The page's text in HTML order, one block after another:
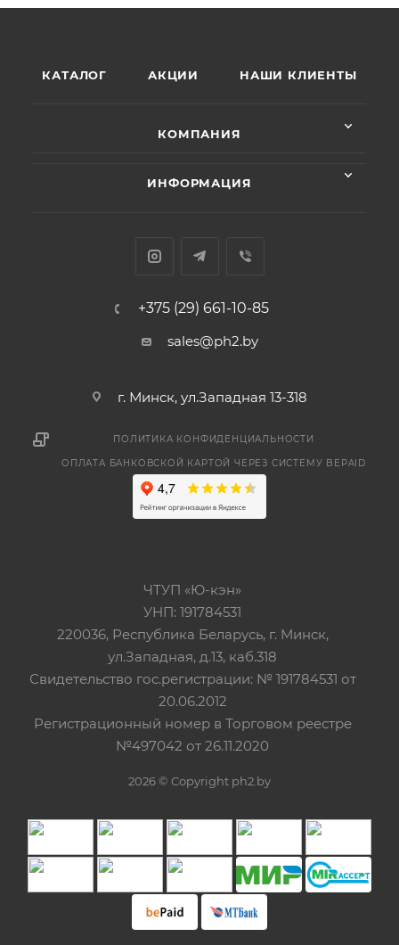
КАТАЛОГ АКЦИИ НАШИ КЛИЕНТЫ
КОМПАНИЯ
ИНФОРМАЦИЯ
+375 (29) 661-10-85
sales@ph2.by
г. Минск, ул.Западная 13-318
ПОЛИТИКА КОНФИДЕНЦИАЛЬНОСТИ
ОПЛАТА БАНКОВСКОЙ КАРТОЙ ЧЕРЕЗ СИСТЕМУ BEPAID
ЧТУП «Ю-кэн»
УНП: 191784531
220036, Республика Беларусь, г. Минск,
ул.Западная, д.13, каб.318
Свидетельство гос.регистрации: № 191784531 от
20.06.2012
Регистрационный номер в Торговом реестре
№497042 от 26.11.2020
2026 © Copyright ph2.by